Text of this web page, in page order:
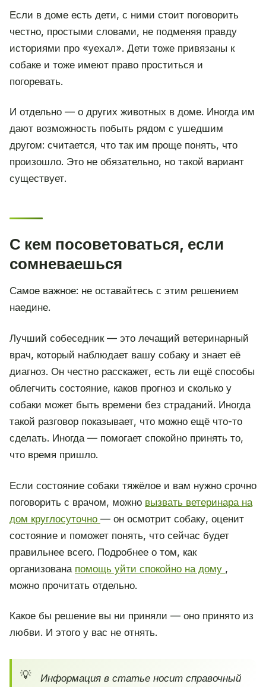
Если в доме есть дети, с ними стоит поговорить
честно, простыми словами, не подменяя правду
историями про «уехал». Дети тоже привязаны к
собаке и тоже имеют право проститься и
погоревать.
И отдельно — о других животных в доме. Иногда им
дают возможность побыть рядом с ушедшим
другом: считается, что так им проще понять, что
произошло. Это не обязательно, но такой вариант
существует.
С кем посоветоваться, если
сомневаешься
Самое важное: не оставайтесь с этим решением
наедине.
Лучший собеседник — это лечащий ветеринарный
врач, который наблюдает вашу собаку и знает её
диагноз. Он честно расскажет, есть ли ещё способы
облегчить состояние, каков прогноз и сколько у
собаки может быть времени без страданий. Иногда
такой разговор показывает, что можно ещё что-то
сделать. Иногда — помогает спокойно принять то,
что время пришло.
Если состояние собаки тяжёлое и вам нужно срочно
поговорить с врачом, можно вызвать ветеринара на
дом круглосуточно — он осмотрит собаку, оценит
состояние и поможет понять, что сейчас будет
правильнее всего. Подробнее о том, как
организована помощь уйти спокойно на дому ,
можно прочитать отдельно.
Какое бы решение вы ни приняли — оно принято из
любви. И этого у вас не отнять.
Информация в статье носит справочный